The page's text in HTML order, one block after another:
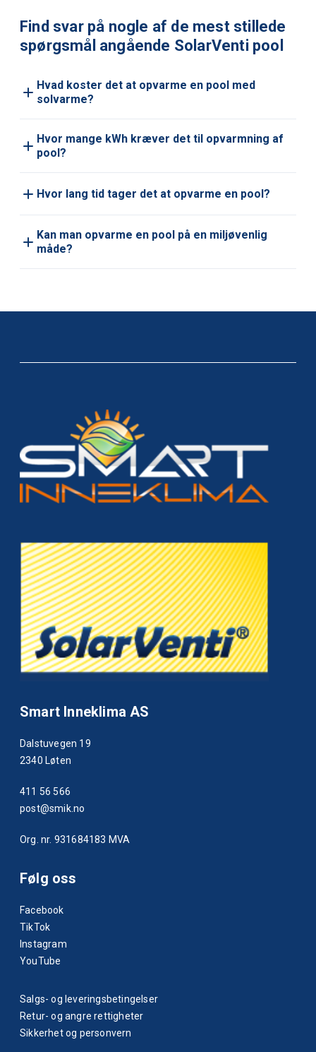
Find svar på nogle af de mest stillede
spørgsmål angående SolarVenti pool
Hvad koster det at opvarme en pool med
solvarme?
Hvor mange kWh kræver det til opvarmning af
pool?
Hvor lang tid tager det at opvarme en pool?
Kan man opvarme en pool på en miljøvenlig
måde?
Smart Inneklima AS
Dalstuvegen 19
2340 Løten
411 56 566
post@smik.no
Org. nr. 931684183 MVA
Følg oss
Facebook
TikTok
Instagram
YouTube
Salgs- og leveringsbetingelser
Retur- og angre rettigheter
Sikkerhet og personvern